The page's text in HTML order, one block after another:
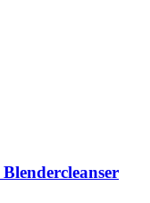
Blendercleanser